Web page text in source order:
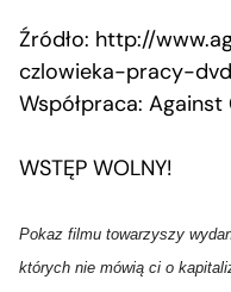
Źródło: http://
czlowieka-pracy-
Współpraca:
WSTĘP WOLNY!
Pokaz filmu towarzyszy
których nie mówią ci o